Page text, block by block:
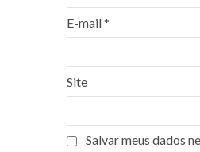
E-mail*
Site
Salvar meus dados